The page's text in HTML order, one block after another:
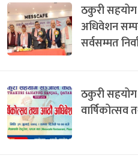
ठकुरी
अधिवेशन
सर्वसम्मत
ठकुरी